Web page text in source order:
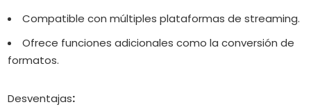
Compatible con múltiples plataformas de streaming.
Ofrece funciones adicionales como la conversión de
formatos.
Desventajas: